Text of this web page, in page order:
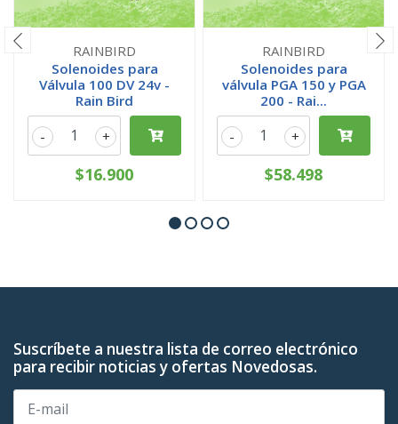
RAINBIRD
Solenoides para
Válvula 100 DV 24v -
Rain Bird
+
-
$16.900
RAINBIRD
Solenoides para
válvula PGA 150 y PGA
200 - Rai...
+
-
$58.498
Suscríbete a nuestra lista de correo electrónico
para recibir noticias y ofertas Novedosas.